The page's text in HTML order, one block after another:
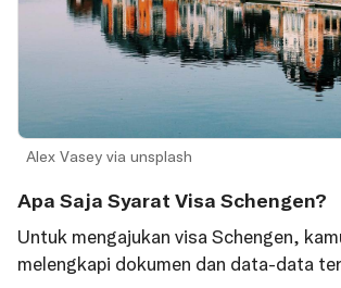
Alex Vasey via unsplash
Apa Saja Syarat Visa Schengen?
Untuk mengajukan visa Schengen,
melengkapi dokumen dan data-data